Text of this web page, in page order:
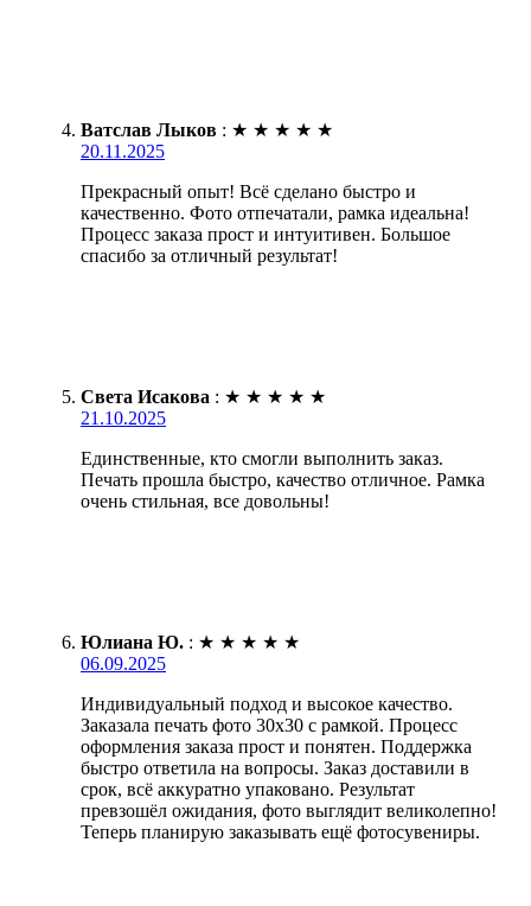
Ватслав Лыков : ★ ★ ★ ★ ★
20.11.2025
Прекрасный опыт! Всё сделано быстро и
качественно. Фото отпечатали, рамка идеальна!
Процесс заказа прост и интуитивен. Большое
спасибо за отличный результат!
Света Исакова : ★ ★ ★ ★ ★
21.10.2025
Единственные, кто смогли выполнить заказ.
Печать прошла быстро, качество отличное. Рамка
очень стильная, все довольны!
Юлиана Ю. : ★ ★ ★ ★ ★
06.09.2025
Индивидуальный подход и высокое качество.
Заказала печать фото 30х30 с рамкой. Процесс
оформления заказа прост и понятен. Поддержка
быстро ответила на вопросы. Заказ доставили в
срок, всё аккуратно упаковано. Результат
превзошёл ожидания, фото выглядит великолепно!
Теперь планирую заказывать ещё фотосувениры.